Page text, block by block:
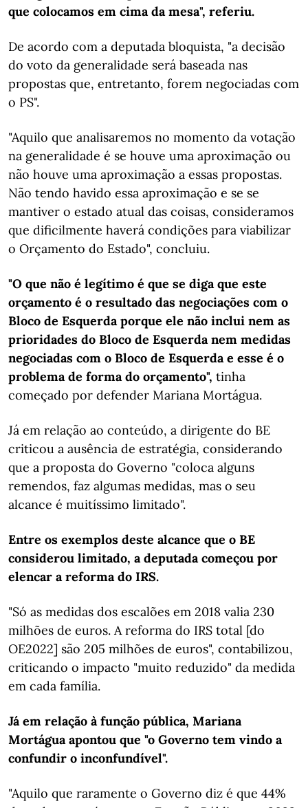
que colocamos em cima da mesa", referiu.
De acordo com a deputada bloquista, "a decisão
do voto da generalidade será baseada nas
propostas que, entretanto, forem negociadas com
o PS".
"Aquilo que analisaremos no momento da votação
na generalidade é se houve uma aproximação ou
não houve uma aproximação a essas propostas.
Não tendo havido essa aproximação e se se
mantiver o estado atual das coisas, consideramos
que dificilmente haverá condições para viabilizar
o Orçamento do Estado", concluiu.
"O que não é legítimo é que se diga que este
orçamento é o resultado das negociações com o
Bloco de Esquerda porque ele não inclui nem as
prioridades do Bloco de Esquerda nem medidas
negociadas com o Bloco de Esquerda e esse é o
problema de forma do orçamento", tinha
começado por defender Mariana Mortágua.
Já em relação ao conteúdo, a dirigente do BE
criticou a ausência de estratégia, considerando
que a proposta do Governo "coloca alguns
remendos, faz algumas medidas, mas o seu
alcance é muitíssimo limitado".
Entre os exemplos deste alcance que o BE
considerou limitado, a deputada começou por
elencar a reforma do IRS.
"Só as medidas dos escalões em 2018 valia 230
milhões de euros. A reforma do IRS total [do
OE2022] são 205 milhões de euros", contabilizou,
criticando o impacto "muito reduzido" da medida
em cada família.
Já em relação à função pública, Mariana
Mortágua apontou que "o Governo tem vindo a
confundir o inconfundível".
"Aquilo que raramente o Governo diz é que 44%